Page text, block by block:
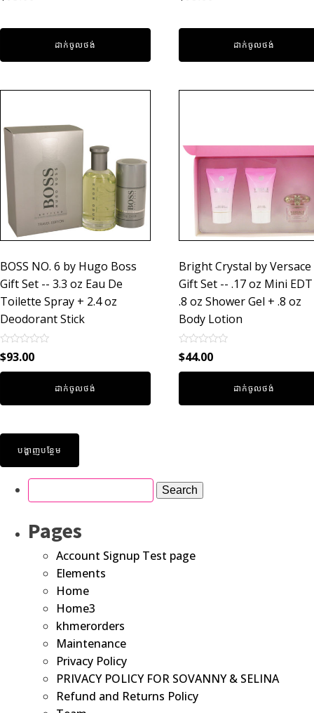
5
ដាក់ចូលថង់
5
ដាក់ចូលថង់
BOSS NO. 6 by Hugo Boss
Gift Set -- 3.3 oz Eau De
Toilette Spray + 2.4 oz
Deodorant Stick
Rated
0
out
$93.00
ដាក់ចូលថង់
Bright Crystal by Versace
Gift Set -- .17 oz Mini
.8 oz Shower Gel + .8 oz
Body Lotion
Rated
0
out
$44.00
ដាក់ចូលថង់
បង្ហាញបន្ថែម
Pages
Account Signup Test page
Elements
Home
Home3
khmerorders
Maintenance
Privacy Policy
PRIVACY POLICY FOR SOVANNY & SELINA
Refund and Returns Policy